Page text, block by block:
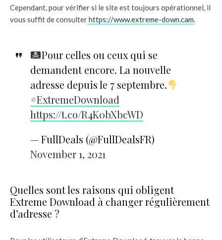
Cependant, pour vérifier si le site est toujours opérationnel, il
vous suffit de consulterhttps://www.extreme-down.cam.
Pour celles ou ceux qui se
demandent encore. La nouvelle
adresse depuis le 7 septembre.
#ExtremeDownload
https://t.co/R4K0bXbcWD
— FullDeals (@FullDealsFR)
November 1, 2021
Quelles sont les raisons qui obligent
Extreme Download à changer régulièrement
d’adresse ?